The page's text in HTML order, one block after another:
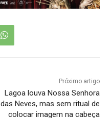
Próximo artigo
Lagoa louva Nossa Senhora
das Neves, mas sem ritual de
colocar imagem na cabeça